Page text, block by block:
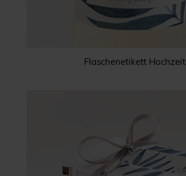
Flaschenetikett Hochzeit